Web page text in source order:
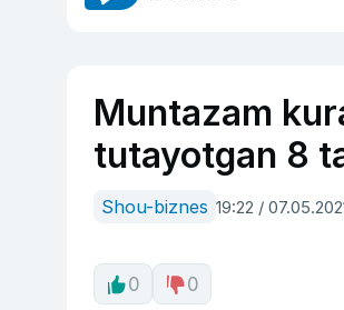
Muntazam
tutayotgan 8
Shou-biznes 19:22 /
0 0